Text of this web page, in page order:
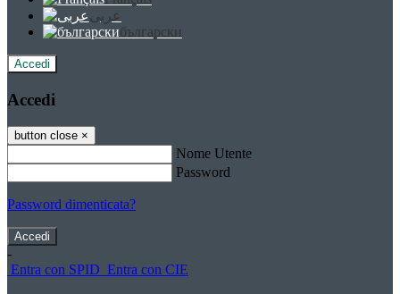
عربى
български
Accedi
Accedi
button close ×
Nome Utente
Password
Password dimenticata?
-
Entra con SPID Entra con CIE